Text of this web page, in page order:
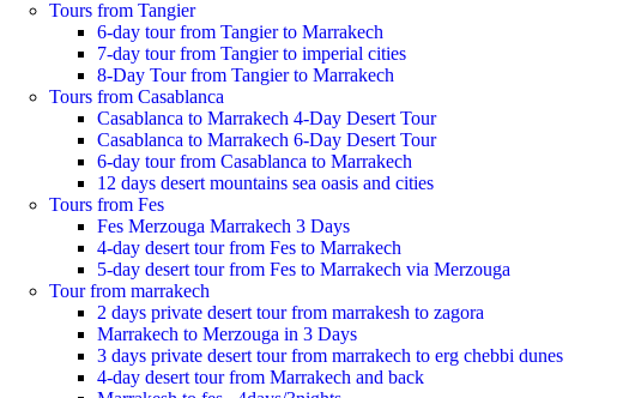
Tours from Tangier
6-day tour from Tangier to Marrakech
7-day tour from Tangier to imperial cities
8-Day Tour from Tangier to Marrakech
Tours from Casablanca
Casablanca to Marrakech 4-Day Desert Tour
Casablanca to Marrakech 6-Day Desert Tour
6-day tour from Casablanca to Marrakech
12 days desert mountains sea oasis and cities
Tours from Fes
Fes Merzouga Marrakech 3 Days
4-day desert tour from Fes to Marrakech
5-day desert tour from Fes to Marrakech via Merzouga
Tour from marrakech
2 days private desert tour from marrakesh to zagora
Marrakech to Merzouga in 3 Days
3 days private desert tour from marrakech to erg chebbi dunes
4-day desert tour from Marrakech and back